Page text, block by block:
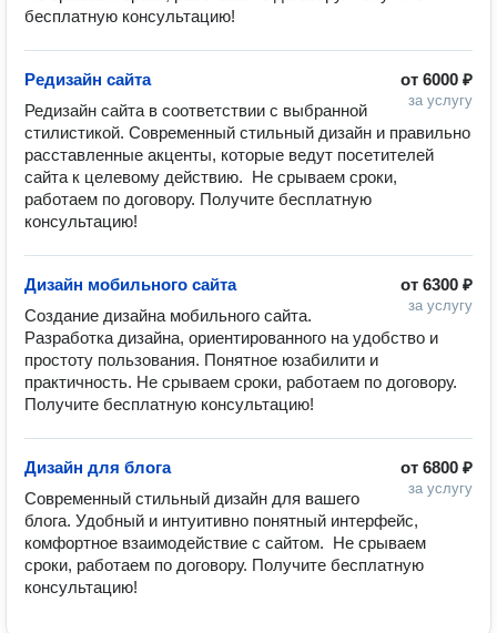
бесплатную консультацию!
от 6000 ₽
за услугу
Редизайн сайта
Редизайн сайта в соответствии с выбранной
стилистикой. Современный стильный дизайн и правильно
расставленные акценты, которые ведут посетителей
сайта к целевому действию.  Не срываем сроки,
работаем по договору. Получите бесплатную
консультацию!
от 6300 ₽
за услугу
Дизайн мобильного сайта
Создание дизайна мобильного сайта.
Разработка дизайна, ориентированного на удобство и
простоту пользования. Понятное юзабилити и
практичность. Не срываем сроки, работаем по договору.
Получите бесплатную консультацию!
от 6800 ₽
за услугу
Дизайн для блога
Современный стильный дизайн для вашего
блога. Удобный и интуитивно понятный интерфейс,
комфортное взаимодействие с сайтом.  Не срываем
сроки, работаем по договору. Получите бесплатную
консультацию!